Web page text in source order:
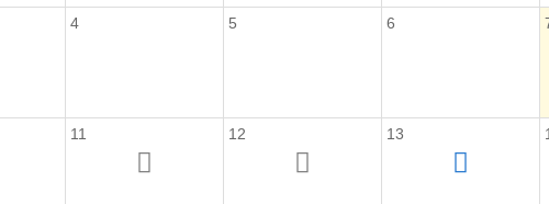
4 5 6
11 12 13